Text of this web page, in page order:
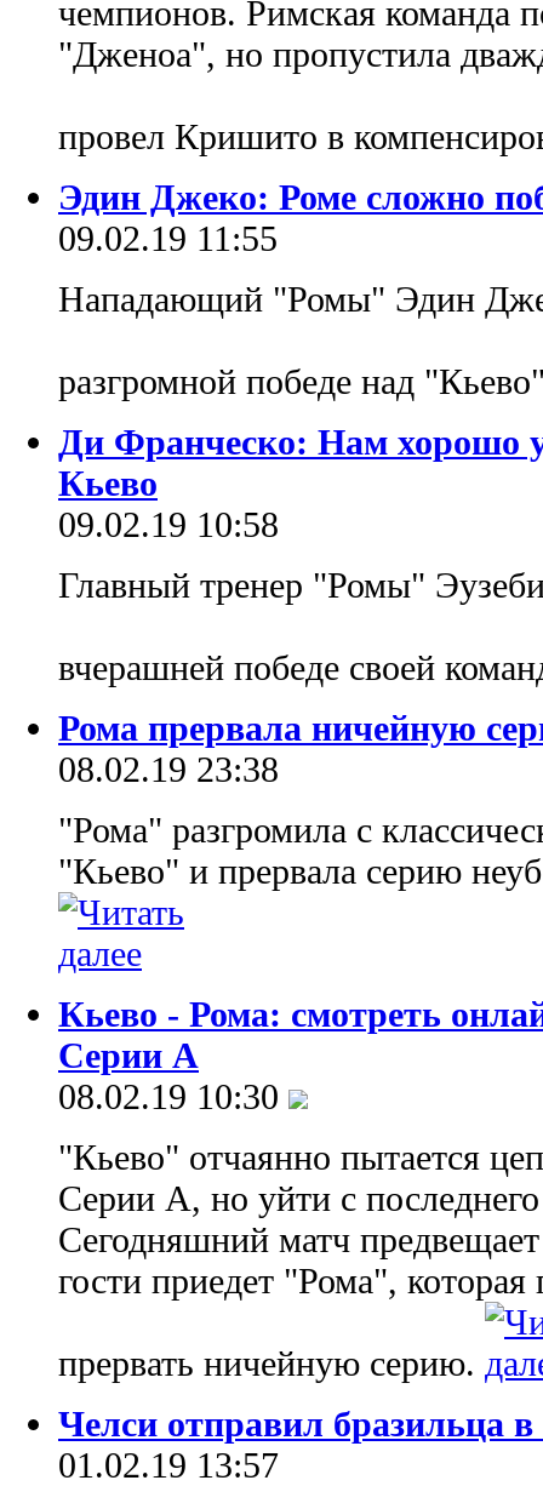
чемпионов. Римская команда
"Дженоа", но пропустила
провел Кришито в
Эдин Джеко: Роме сложно
09.02.19 11:55
Нападающий "Ромы" Эдин
разгромной победе над
Ди Франческо: Нам хорошо
Кьево
09.02.19 10:58
Главный тренер "Ромы"
вчерашней победе своей
Рома прервала ничейную
08.02.19 23:38
"Рома" разгромила с
"Кьево" и прервала серию
Кьево - Рома: смотреть
Серии А
08.02.19 10:30
"Кьево" отчаянно пытается
Серии А, но уйти с
Сегодняшний матч
гости приедет "Рома",
прервать ничейную серию.
Челси отправил бразильца
01.02.19 13:57